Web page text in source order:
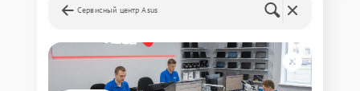
Сервисный центр Asus